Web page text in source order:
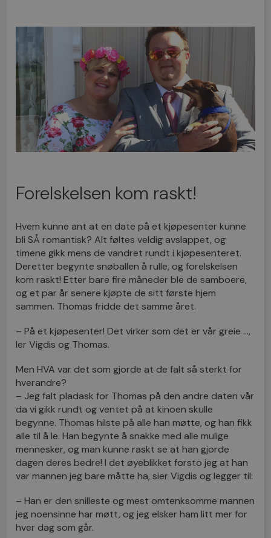
Forelskelsen kom raskt!
Hvem kunne ant at en date på et kjøpesenter kunne
bli SÅ romantisk? Alt føltes veldig avslappet, og
timene gikk mens de vandret rundt i kjøpesenteret.
Deretter begynte snøballen å rulle, og forelskelsen
kom raskt! Etter bare fire måneder ble de samboere,
og et par år senere kjøpte de sitt første hjem
sammen. Thomas fridde det samme året.
– På et kjøpesenter! Det virker som det er vår greie …,
ler Vigdis og Thomas.
Men HVA var det som gjorde at de falt så sterkt for
hverandre?
– Jeg falt pladask for Thomas på den andre daten vår
da vi gikk rundt og ventet på at kinoen skulle
begynne. Thomas hilste på alle han møtte, og han fikk
alle til å le. Han begynte å snakke med alle mulige
mennesker, og man kunne raskt se at han gjorde
dagen deres bedre! I det øyeblikket forsto jeg at han
var mannen jeg bare måtte ha, sier Vigdis og legger til:
– Han er den snilleste og mest omtenksomme mannen
jeg noensinne har møtt, og jeg elsker ham litt mer for
hver dag som går.